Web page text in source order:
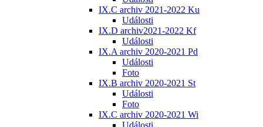
IX.C archiv 2021-2022 Ku
Události
IX.D archiv2021-2022 Kf
Události
IX.A archiv 2020-2021 Pd
Události
Foto
IX.B archiv 2020-2021 St
Události
Foto
IX.C archiv 2020-2021 Wi
Události